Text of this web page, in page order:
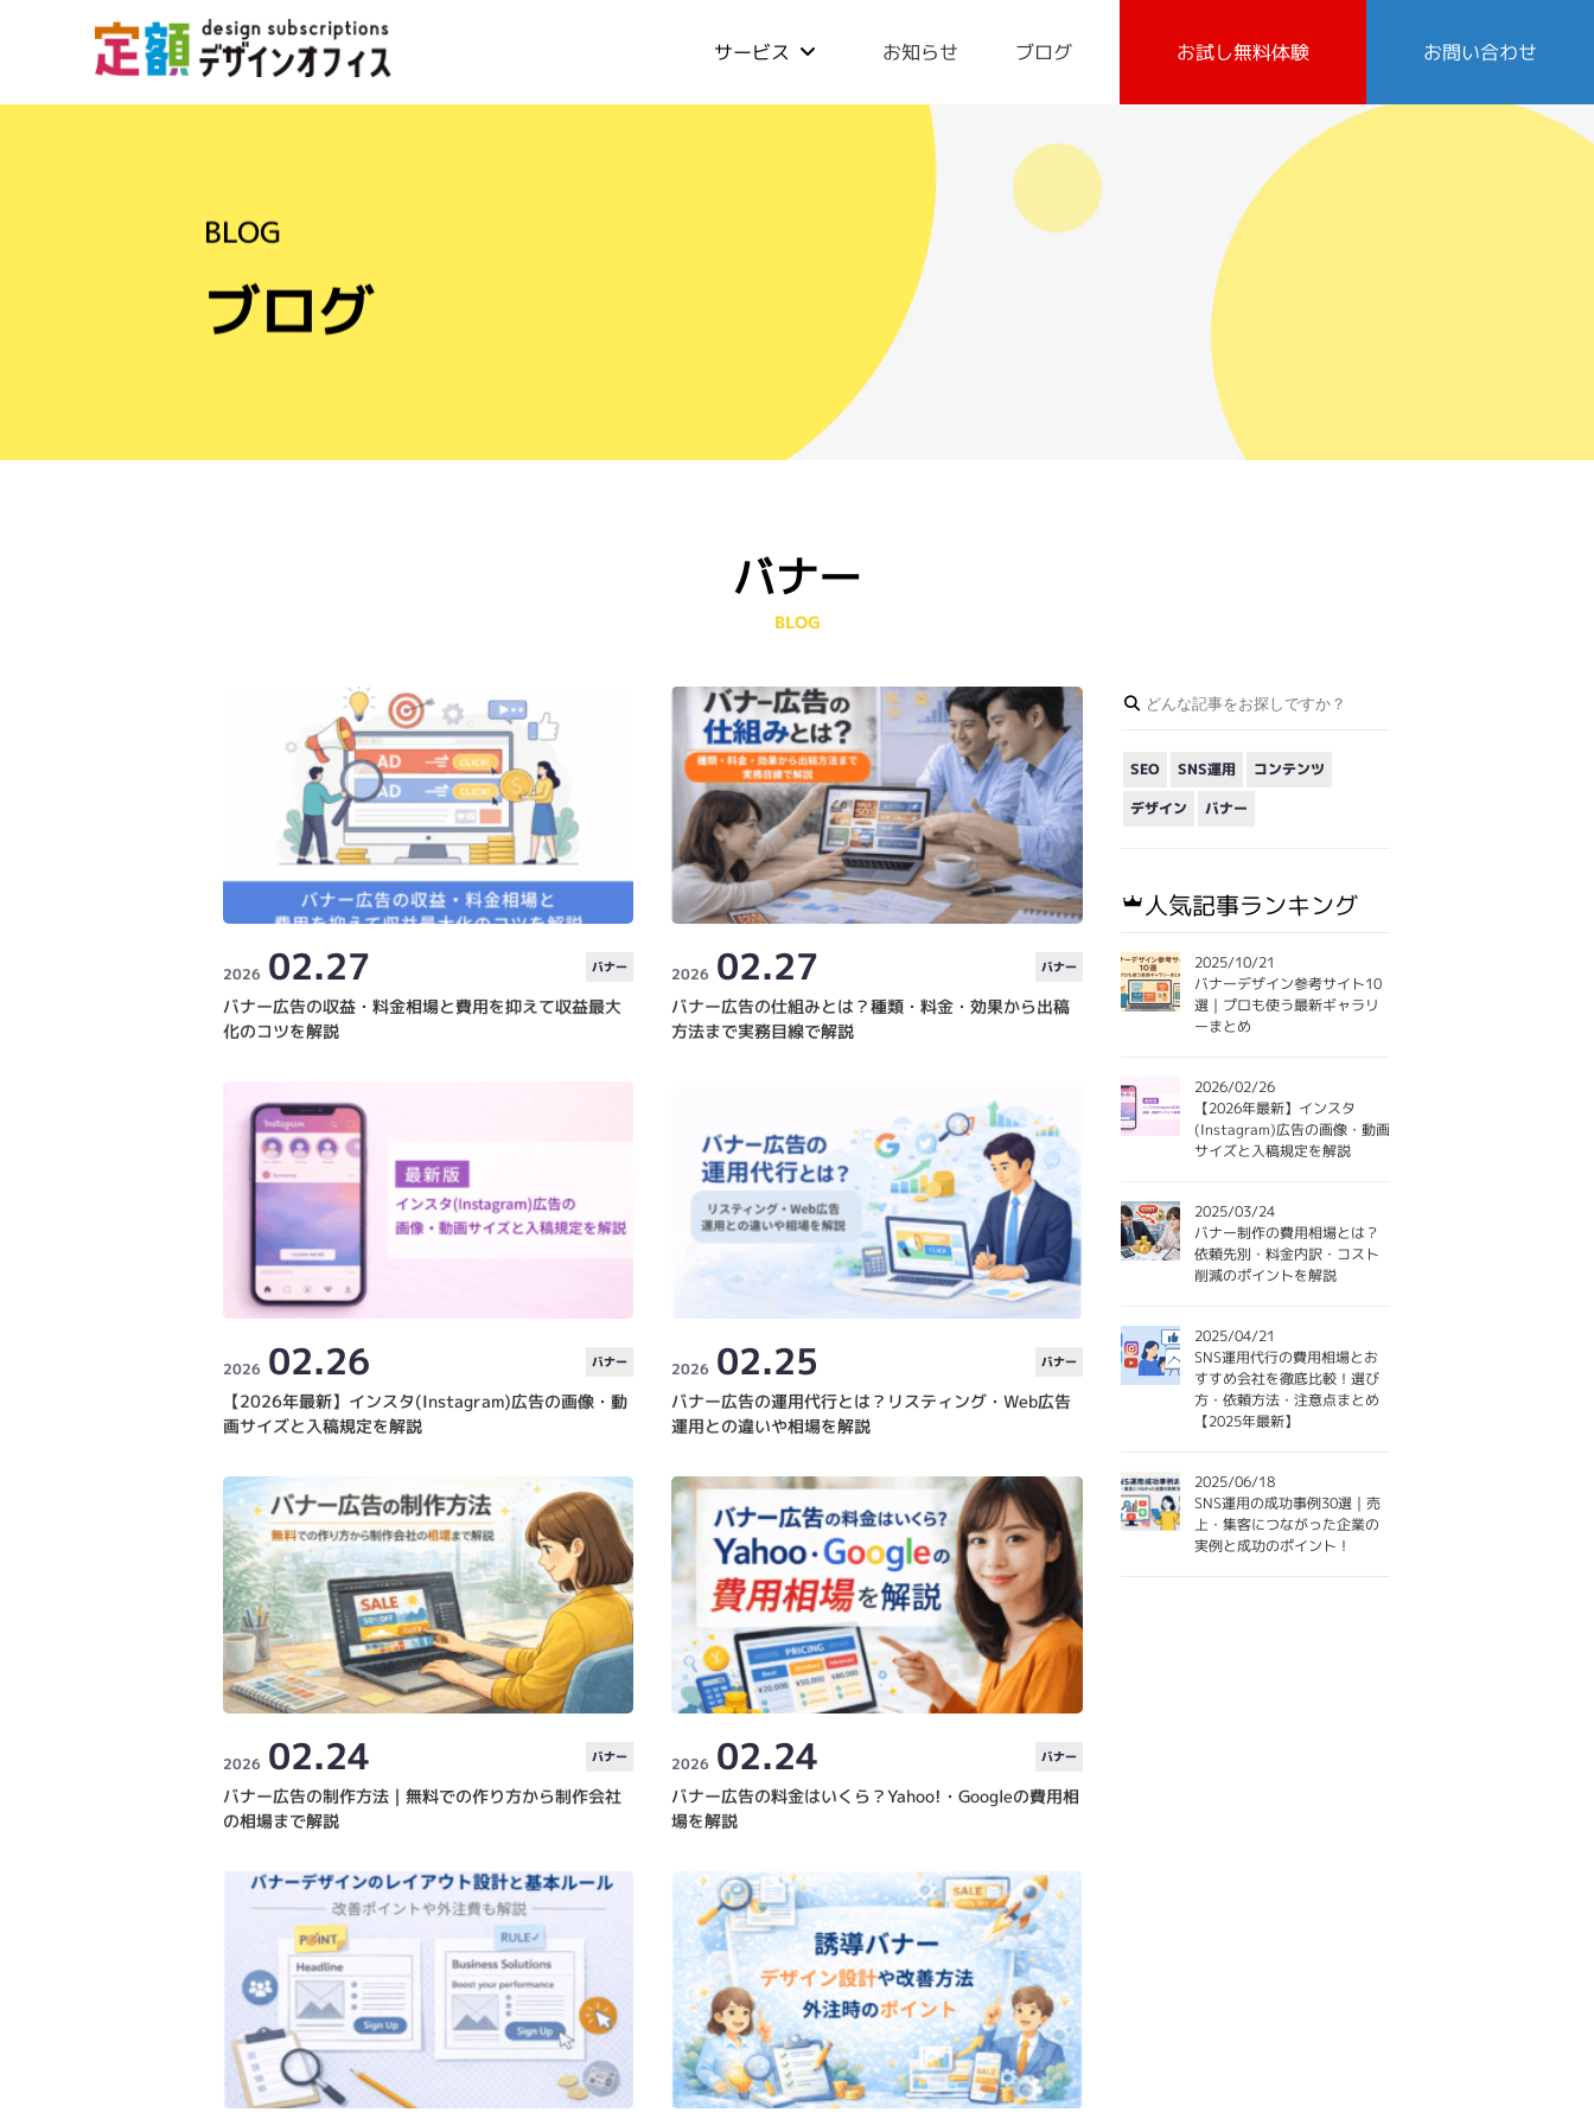
サービス お知らせ ブログ お試し無料体験 お問い合わせ
BLOG
ブログ
バナー
BLOG
2026 02.27 バナー
バナー広告の収益・料金相場と費用を抑えて収益最大
化のコツを解説
2026 02.27 バナー
バナー広告の仕組みとは？種類・料金・効果から出稿
方法まで実務目線で解説
2026 02.26 バナー
【2026年最新】インスタ(Instagram)広告の画像・動
画サイズと入稿規定を解説
2026 02.25 バナー
バナー広告の運用代行とは？リスティング・Web広告
運用との違いや相場を解説
2026 02.24 バナー
バナー広告の制作方法｜無料での作り方から制作会社
の相場まで解説
2026 02.24 バナー
バナー広告の料金はいくら？Yahoo!・Googleの費用相
場を解説
SEO SNS運用
コンテンツ
デザイン
バナー
人気記事ランキング
2025/10/21
バナーデザイン参考サイト10
選｜プロも使う最新ギャラリ
ーまとめ
2026/02/26
【2026年最新】インスタ
(Instagram)広告の画像・動画
サイズと入稿規定を解説
2025/03/24
バナー制作の費用相場とは？
依頼先別・料金内訳・コスト
削減のポイントを解説
2025/04/21
SNS運用代行の費用相場とお
すすめ会社を徹底比較！選び
方・依頼方法・注意点まとめ
【2025年最新】
2025/06/18
SNS運用の成功事例30選｜売
上・集客につながった企業の
実例と成功のポイント！